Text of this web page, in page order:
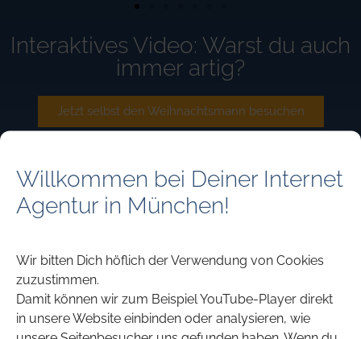
Willkommen bei Deiner Internet
Agentur in München!
Wir bitten Dich höflich der Verwendung von Cookies
zuzustimmen.
Damit können wir zum Beispiel YouTube-Player direkt
in unsere Website einbinden oder analysieren, wie
Interaktives Video: Warst du auch
immer artig?
Jetzt selbst den Weihnachtsmann besuchen
Weihnachtsmann
Dieses Weihnachts-Mailing führt zu einem
personalisierten und interaktiven Video. Der